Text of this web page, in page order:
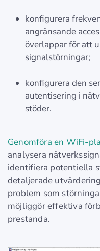
konfigurera
angränsande
överlappar för att
signalstörningar;
konfigurera den
autentisering i
stöder.
Genomföra en WiFi-
analysera
identifiera potentiella
detaljerade
problem som
möjliggör effektiva
prestanda.